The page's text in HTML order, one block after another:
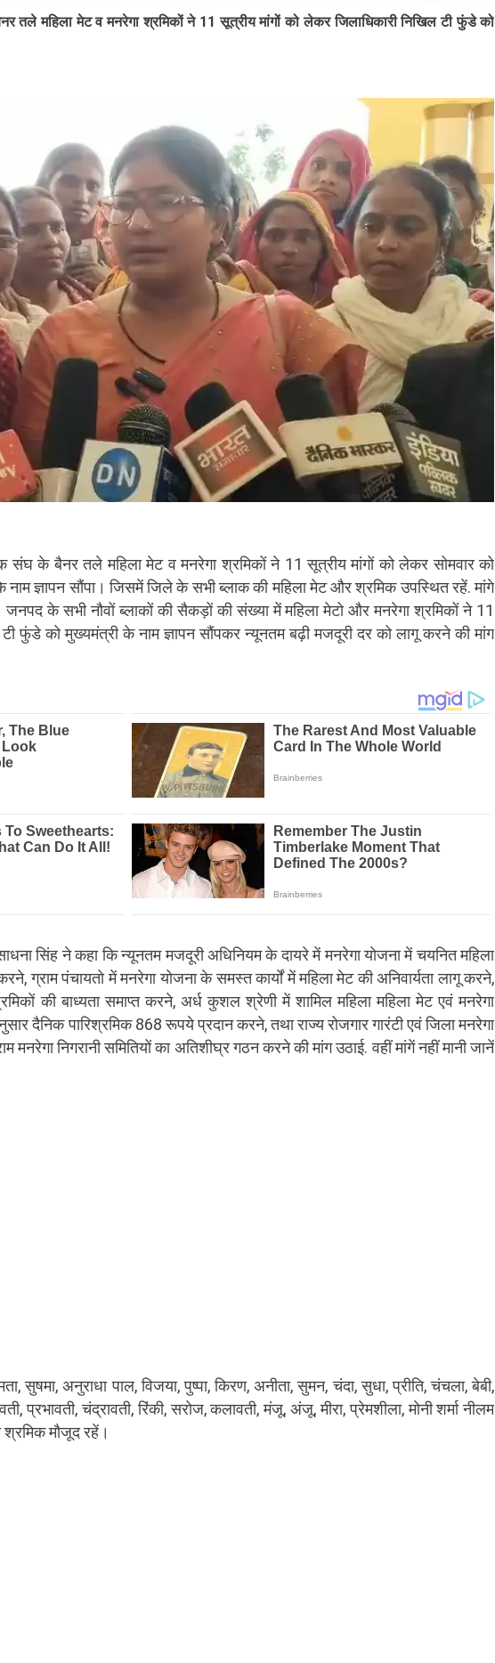
तले महिला मेट व मनरेगा श्रमिकों ने 11 सूत्रीय मांगों को लेकर जिलाधिकारी निखिल टी फुंडे को
संघ के बैनर तले महिला मेट व मनरेगा श्रमिकों ने 11 सूत्रीय मांगों को लेकर सोमवार को
नाम ज्ञापन सौंपा। जिसमें जिले के सभी ब्लाक की महिला मेट और श्रमिक उपस्थित रहें. मांगे
जनपद के सभी नौवों ब्लाकों की सैकड़ों की संख्या में महिला मेटो और मनरेगा श्रमिकों ने 11
फुंडे को मुख्यमंत्री के नाम ज्ञापन सौंपकर न्यूनतम बढ़ी मजदूरी दर को लागू करने की मांग
सिंह ने कहा कि न्यूनतम मजदूरी अधिनियम के दायरे में मनरेगा योजना में चयनित महिला
ग्राम पंचायतो में मनरेगा योजना के समस्त कार्यों में महिला मेट की अनिवार्यता लागू करने,
की बाध्यता समाप्त करने, अर्ध कुशल श्रेणी में शामिल महिला महिला मेट एवं मनरेगा
दैनिक पारिश्रमिक 868 रूपये प्रदान करने, तथा राज्य रोजगार गारंटी एवं जिला मनरेगा
मनरेगा निगरानी समितियों का अतिशीघ्र गठन करने की मांग उठाई. वहीं मांगें नहीं मानी जानें
सुषमा, अनुराधा पाल, विजया, पुष्पा, किरण, अनीता, सुमन, चंदा, सुधा, प्रीति, चंचला, बेबी,
प्रभावती, चंद्रावती, रिंकी, सरोज, कलावती, मंजू, अंजू, मीरा, प्रेमशीला, मोनी शर्मा नीलम
श्रमिक मौजूद रहें।